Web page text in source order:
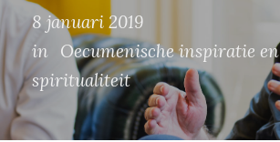
8 januari 2019
in
Oecumenische inspiratie en
spiritualiteit